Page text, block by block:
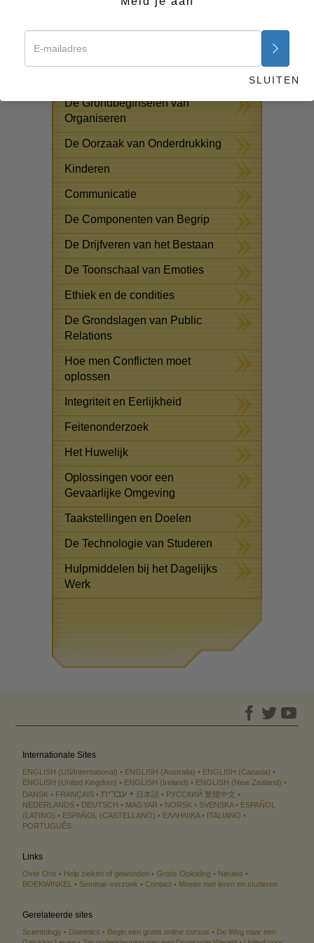
De Grondbeginselen van
Organiseren
De Oorzaak van Onderdrukking
Kinderen
Communicatie
De Componenten van Begrip
De Drijfveren van het Bestaan
De Toonschaal van Emoties
Ethiek en de condities
De Grondslagen van Public
Relations
Hoe men Conflicten moet
oplossen
Integriteit en Eerlijkheid
Feitenonderzoek
Het Huwelijk
Oplossingen voor een
Gevaarlijke Omgeving
Taakstellingen en Doelen
De Technologie van Studeren
Hulpmiddelen bij het Dagelijks
Werk
Internationale Sites
ENGLISH (US/International) ENGLISH (Australia)
ENGLISH (Canada)
ENGLISH (United Kingdom)
ENGLISH (Ireland)
ENGLISH (New Zealand)
DANSK
FRANÇAIS עברית 日本語 РУССКИЙ 繁體中文
NEDERLANDS
DEUTSCH MAGYAR NORSK SVENSKA
ESPAÑOL
(LATINO)
ESPAÑOL (CASTELLANO) ΕΛΛΗΝΙΚA
ITALIANO
PORTUGUÊS
Links
Over Ons Help zieken of gewonden Gratis Opleiding
Nieuws
BOEKWINKEL
Seminar-verzoek Contact Moeite met leren en studeren
Gerelateerde sites
Scientology Dianetics Begin een gratis online cursus
De Weg naar een
SLUITEN